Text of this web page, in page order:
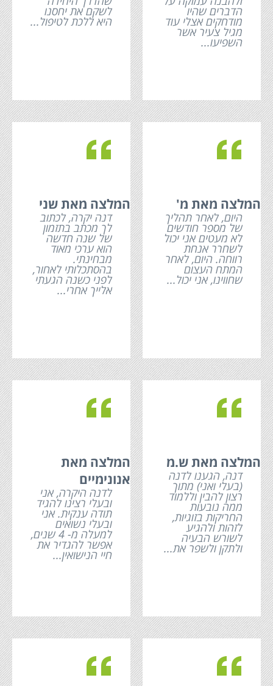
הדברים שהיו
מודחקים אצלי עוד
מגיל צעיר אשר
השפיעו...
לשקם את יחסנו
היא ללכת לטיפול...
c
המלצה מאת מ'
היום, לאחר תהליך
של מספר חודשים
לא מעטים אני יכול
לשחרר אנחת
רווחה. היום, לאחר
המתח העצום
שחווינו, אני יכול...
c
המלצה מאת שני
דנה יקרה, לכתוב
לך מכתב בתזמון
של שנה חדשה
הוא ערכי מאוד
מבחינתי.
בהסתכלותי לאחור,
לפני כשנה הגעתי
אלייך אחרי...
c
המלצה מאת ש.מ
דנה, הגענו לדנה
(בעלי ואני) מתוך
רצון להבין וללמוד
ממה נובעות
החריקות בזוגיות,
לזהות ולהגיע
לשורש הבעיה
ולתקן ולשפר את...
c
המלצה מאת
אנונימיים
לדנה היקרה, אני
ובעלי רצינו להגיד
תודה ענקית. אני
ובעלי נשואים
למעלה מ- 4 שנים,
אפשר להגדיר את
חיי הנישואין...
c
c